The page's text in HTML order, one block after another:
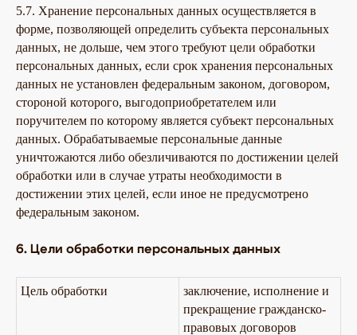
5.7. Хранение персональных данных осуществляется в
форме, позволяющей определить субъекта персональных
данных, не дольше, чем этого требуют цели обработки
персональных данных, если срок хранения персональных
данных не установлен федеральным законом, договором,
стороной которого, выгодоприобретателем или
поручителем по которому является субъект персональных
данных. Обрабатываемые персональные данные
уничтожаются либо обезличиваются по достижении целей
обработки или в случае утраты необходимости в
достижении этих целей, если иное не предусмотрено
федеральным законом.
6. Цели обработки персональных данных
Цель обработки
заключение, исполнение и
прекращение гражданско-
правовых договоров